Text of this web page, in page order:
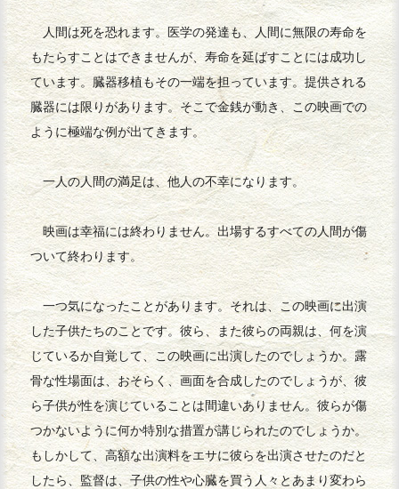
人間は死を恐れます。医学の発達も、人間に無限の寿命を
もたらすことはできませんが、寿命を延ばすことには成功し
ています。臓器移植もその一端を担っています。提供される
臓器には限りがあります。そこで金銭が動き、この映画での
ように極端な例が出てきます。
一人の人間の満足は、他人の不幸になります。
映画は幸福には終わりません。出場するすべての人間が傷
ついて終わります。
一つ気になったことがあります。それは、この映画に出演
した子供たちのことです。彼ら、また彼らの両親は、何を演
じているか自覚して、この映画に出演したのでしょうか。露
骨な性場面は、おそらく、画面を合成したのでしょうが、彼
ら子供が性を演じていることは間違いありません。彼らが傷
つかないように何か特別な措置が講じられたのでしょうか。
もしかして、高額な出演料をエサに彼らを出演させたのだと
したら、監督は、子供の性や心臓を買う人々とあまり変わら